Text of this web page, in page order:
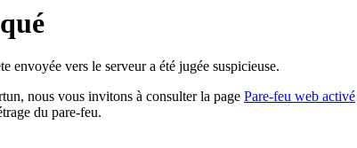
envoyée vers le serveur a été jugée suspicieuse.
nous vous invitons à consulter la page Pare-feu web activé
du pare-feu.